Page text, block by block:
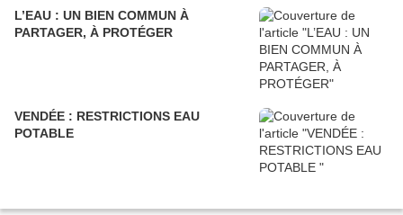
L’EAU : UN BIEN COMMUN À
PARTAGER, À PROTÉGER
VENDÉE : RESTRICTIONS EAU
POTABLE